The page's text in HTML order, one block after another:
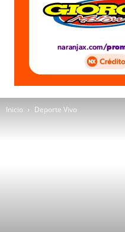
Inicio Deporte Vivo